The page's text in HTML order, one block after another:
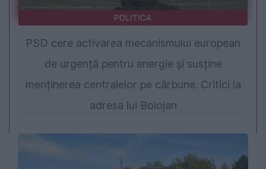
POLITICA
PSD cere activarea mecanismului european
de urgență pentru energie și susține
menținerea centralelor pe cărbune. Critici la
adresa lui Bolojan